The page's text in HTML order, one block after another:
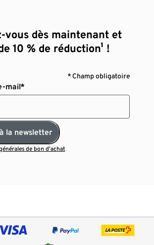
vous dès maintenant et
10 % de réduction¹ !
* Champ obligatoire
mail*
la newsletter
de bon d’achat